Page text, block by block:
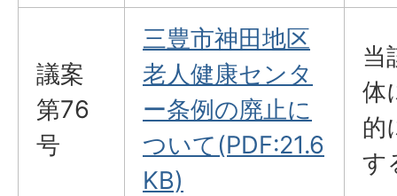
議案
第76
号
三豊市神田地区
老人健康センタ
ー条例の廃止に
ついて(PDF:21.6
KB)
当
体
的
す